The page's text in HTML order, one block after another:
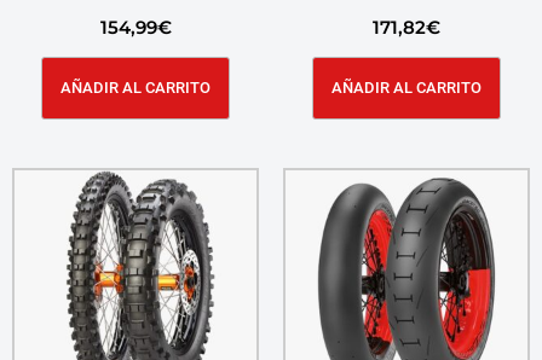
154,99€
AÑADIR AL CARRITO
171,82€
AÑADIR AL CARRITO